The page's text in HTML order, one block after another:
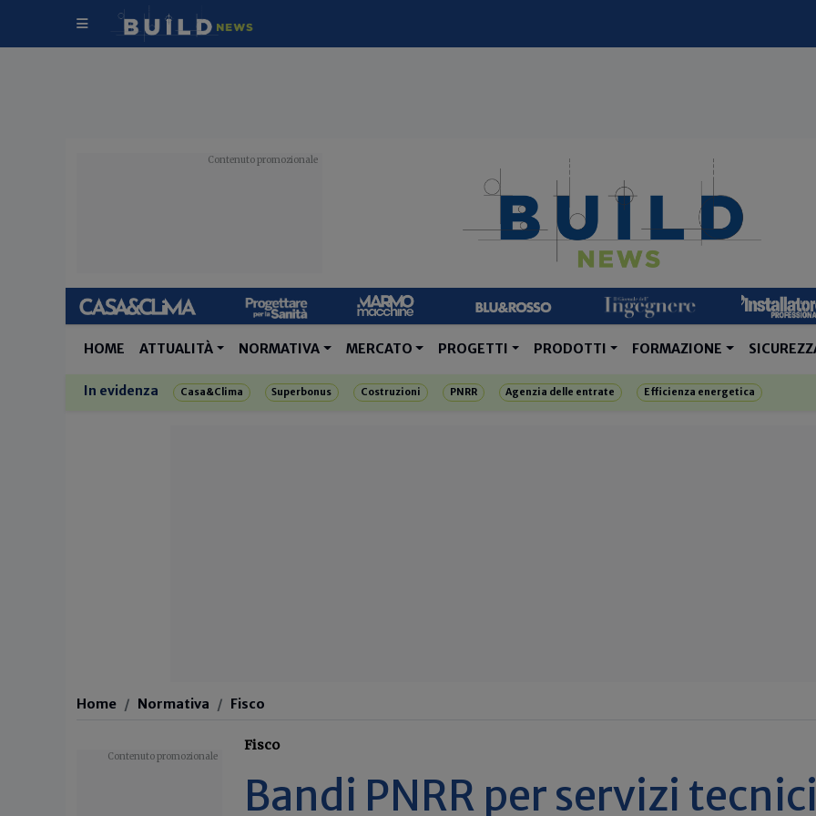
HOME ATTUALITÀ NORMATIVA MERCATO PROGETTI PRODOTTI FORMAZIONE
In evidenza Casa&Clima Superbonus Costruzioni PNRR Agenzia delle entrate Efficienza energetica
Home Normativa Fisco
Fisco
Bandi PNRR per servizi